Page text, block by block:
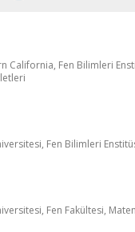
California, Fen Bilimleri
Fen Bilimleri
Fen Fakültesi,